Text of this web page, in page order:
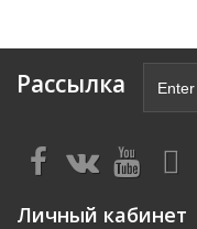
Рассылка
Личный кабинет